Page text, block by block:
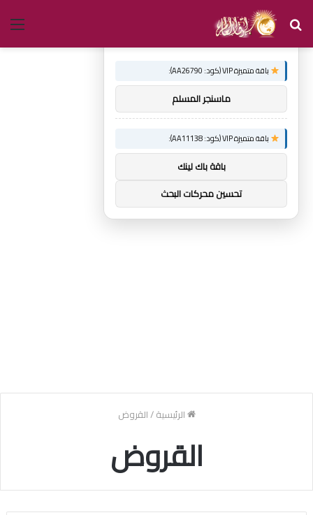
بحث
عن
الرئيسية/القروض
القروض
توصيات :
باقة متميزة VIP (كود: AA26790):
ماسنجر المسلم
باقة متميزة VIP (كود: AA11138):
باقة باك لينك
تحسين محركات البحث